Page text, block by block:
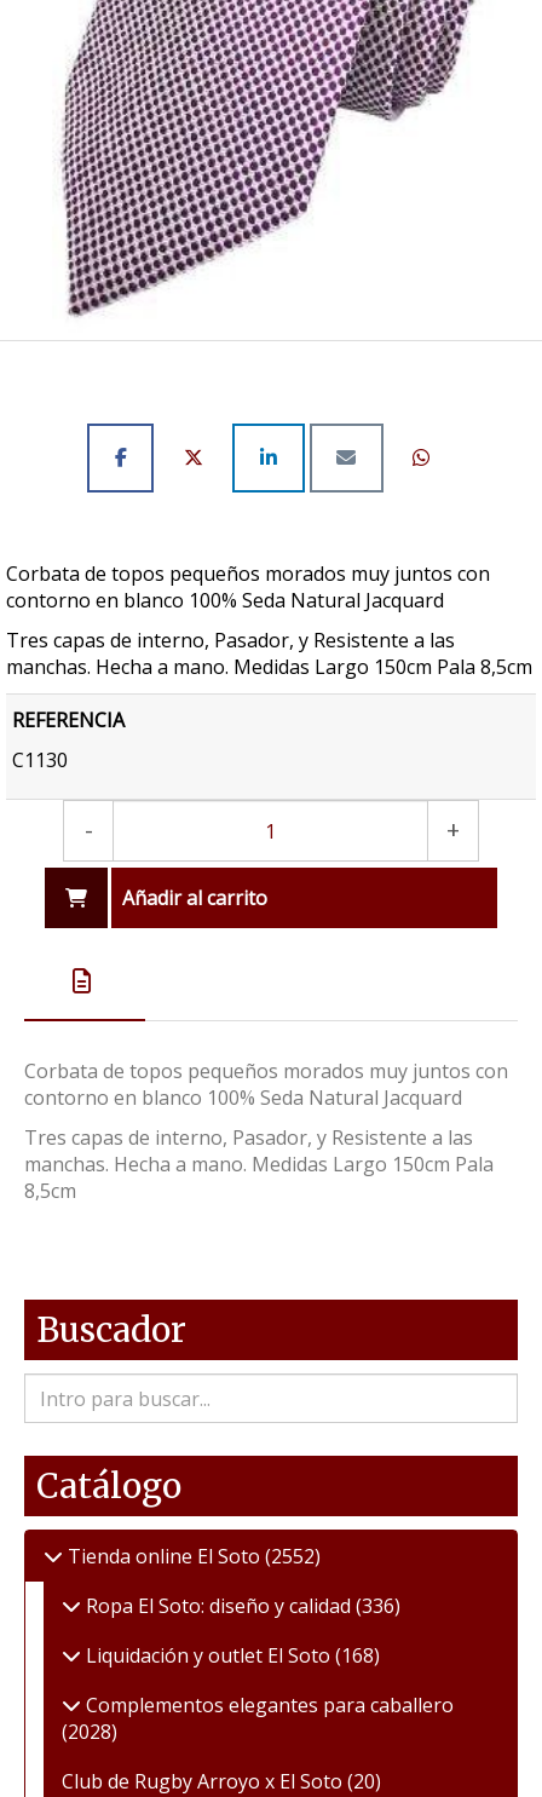
Corbata de topos pequeños morados muy juntos con
contorno en blanco 100% Seda Natural Jacquard
Tres capas de interno, Pasador, y Resistente a las
manchas. Hecha a mano. Medidas Largo 150cm Pala 8,5cm
REFERENCIA
C1130
- +
Añadir al carrito
Corbata de topos pequeños morados muy juntos con
contorno en blanco 100% Seda Natural Jacquard
Tres capas de interno, Pasador, y Resistente a las
manchas. Hecha a mano. Medidas Largo 150cm Pala
8,5cm
Buscador
Catálogo
Tienda online El Soto (2552)
Ropa El Soto: diseño y calidad (336)
Liquidación y outlet El Soto (168)
Complementos elegantes para caballero
(2028)
Club de Rugby Arroyo x El Soto (20)